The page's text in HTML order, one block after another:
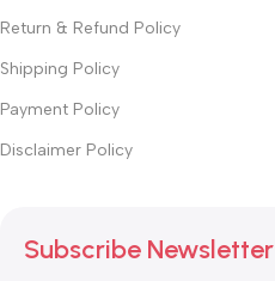
Return & Refund Policy
Shipping Policy
Payment Policy
Disclaimer Policy
Subscribe Newsletter